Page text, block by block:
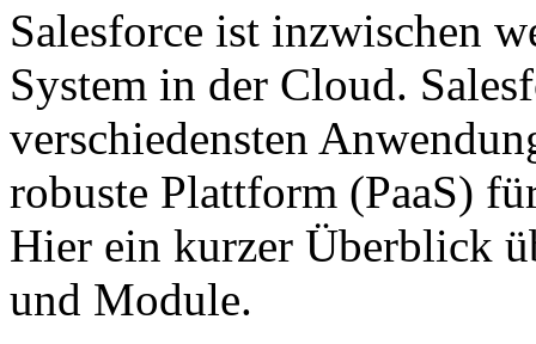
Salesforce ist inzwischen
System in der Cloud.
verschiedensten
robuste Plattform (PaaS)
Hier ein kurzer Überblick
und Module.